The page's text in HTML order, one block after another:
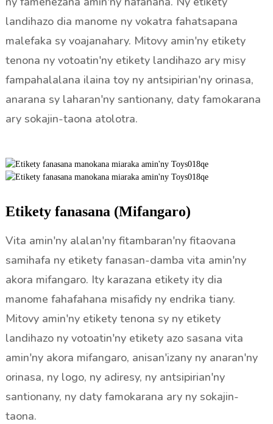
landihazo dia manome ny vokatra fahatsapana
malefaka sy voajanahary. Mitovy amin'ny etikety
tenona ny votoatin'ny etikety landihazo ary misy
fampahalalana ilaina toy ny antsipirian'ny orinasa,
anarana sy laharan'ny santionany, daty famokarana
ary sokajin-taona atolotra.
Etikety fanasana (Mifangaro)
Vita amin'ny alalan'ny fitambaran'ny fitaovana
samihafa ny etikety fanasan-damba vita amin'ny
akora mifangaro. Ity karazana etikety ity dia
manome fahafahana misafidy ny endrika tiany.
Mitovy amin'ny etikety tenona sy ny etikety
landihazo ny votoatin'ny etikety azo sasana vita
amin'ny akora mifangaro, anisan'izany ny anaran'ny
orinasa, ny logo, ny adiresy, ny antsipirian'ny
santionany, ny daty famokarana ary ny sokajin-
taona.